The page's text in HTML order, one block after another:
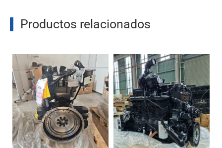
Productos relacionados